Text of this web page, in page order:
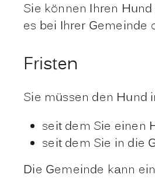
Sie können Ihren
es bei Ihrer Gemeinde
Fristen
Sie müssen den Hund
seit dem Sie einen
seit dem Sie in die
Die Gemeinde kann